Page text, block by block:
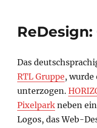
Das
RTL Gruppe, wurde
unterzogen.
Pixelpark neben
Logos, das Web-